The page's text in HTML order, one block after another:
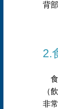
背
2.
食
（
非